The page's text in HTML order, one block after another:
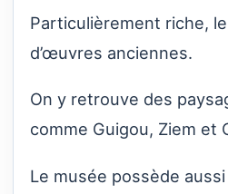
Particulièrement riche,
d’œuvres anciennes.
On y retrouve des
comme Guigou, Ziem et
Le musée possède